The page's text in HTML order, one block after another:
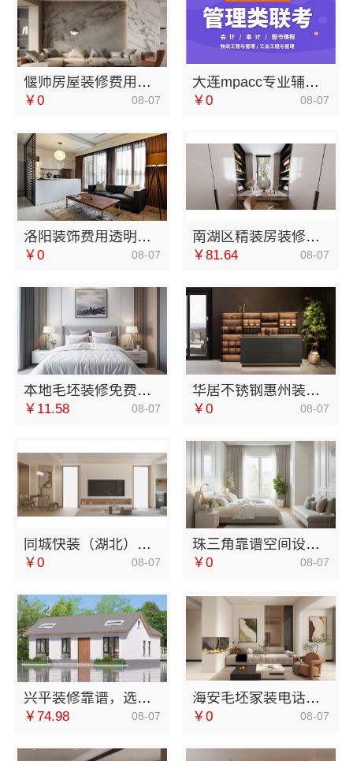
偃师房屋装修费用详解，河南璟臻环保建材有限公司合同明码标价
￥0 08-07
大连mpacc专业辅导机构哪家老师好 社科赛斯为你提供更有效的MPAcc辅导
￥0 08-07
洛阳装饰费用透明吗？河南璟臻环保建材有限公司报价清晰
￥0 08-07
南湖区精装房装修怎么样，嘉兴家美建材科技有限公司详解
￥81.64 08-07
本地毛坯装修免费设计环保信赖浙江臻美新型建材有限公司
￥11.58 08-07
华居不锈钢惠州装修施工工艺规范不锈钢家装全流程
￥0 08-07
同城快装（湖北）科技有限公司快住快装靠谱吗省心
￥0 08-07
珠三角靠谱空间设计优惠活动——广东鼎饰空间装饰工程有限公司
￥0 08-07
兴平装修靠谱，选中蓝建投（北京）建设有限公司武功分公司
￥74.98 08-07
海安毛坯家装电话，南通宏域全宅装饰建材有限公司
￥0 08-07